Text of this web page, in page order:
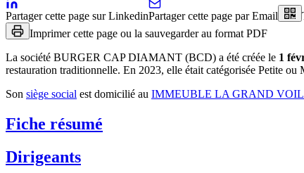
Partager cette page sur LinkedinPartager cette page par Email
Imprimer cette page ou la sauvegarder au format PDF
La société BURGER CAP DIAMANT (BCD) a été créée le 1
restauration traditionnelle. En 2023, elle était catégorisée Petite ou
Son siège social est domicilié au IMMEUBLE LA GRAND
Fiche résumé
Dirigeants